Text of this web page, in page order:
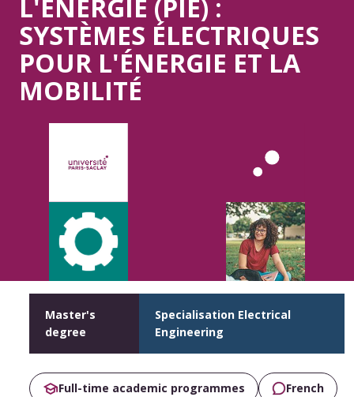
L'ENERGIE (PIE) :
SYSTÈMES ÉLECTRIQUES
POUR L'ÉNERGIE ET LA
MOBILITÉ
Master's
degree
Specialisation Electrical
Engineering
Full-time academic programmes French